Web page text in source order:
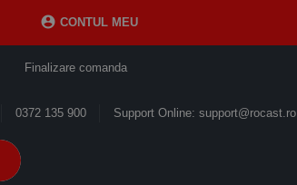
 CONTUL MEU
Finalizare comanda
Support Online: support@rocast.ro
0372 135 900